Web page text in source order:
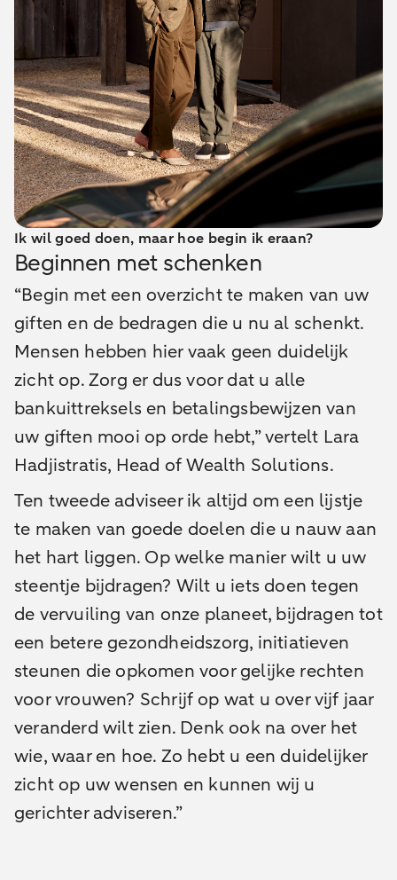
Beginnen met schenken
Ik wil goed doen, maar hoe begin ik eraan?
“Begin met een overzicht te maken van uw
giften en de bedragen die u nu al schenkt.
Mensen hebben hier vaak geen duidelijk
zicht op. Zorg er dus voor dat u alle
bankuittreksels en betalingsbewijzen van
uw giften mooi op orde hebt,” vertelt Lara
Hadjistratis, Head of Wealth Solutions.
Ten tweede adviseer ik altijd om een lijstje
te maken van goede doelen die u nauw aan
het hart liggen. Op welke manier wilt u uw
steentje bijdragen? Wilt u iets doen tegen
de vervuiling van onze planeet, bijdragen tot
een betere gezondheidszorg, initiatieven
steunen die opkomen voor gelijke rechten
voor vrouwen? Schrijf op wat u over vijf jaar
veranderd wilt zien. Denk ook na over het
wie, waar en hoe. Zo hebt u een duidelijker
zicht op uw wensen en kunnen wij u
gerichter adviseren.”